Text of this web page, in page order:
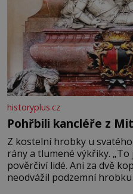
historyplus.cz
Pohřbili kancléře z
Z kostelní hrobky u
rány a tlumené výkřiky. „To
pověrčiví lidé. Ani za dvě
neodvážil podzemní